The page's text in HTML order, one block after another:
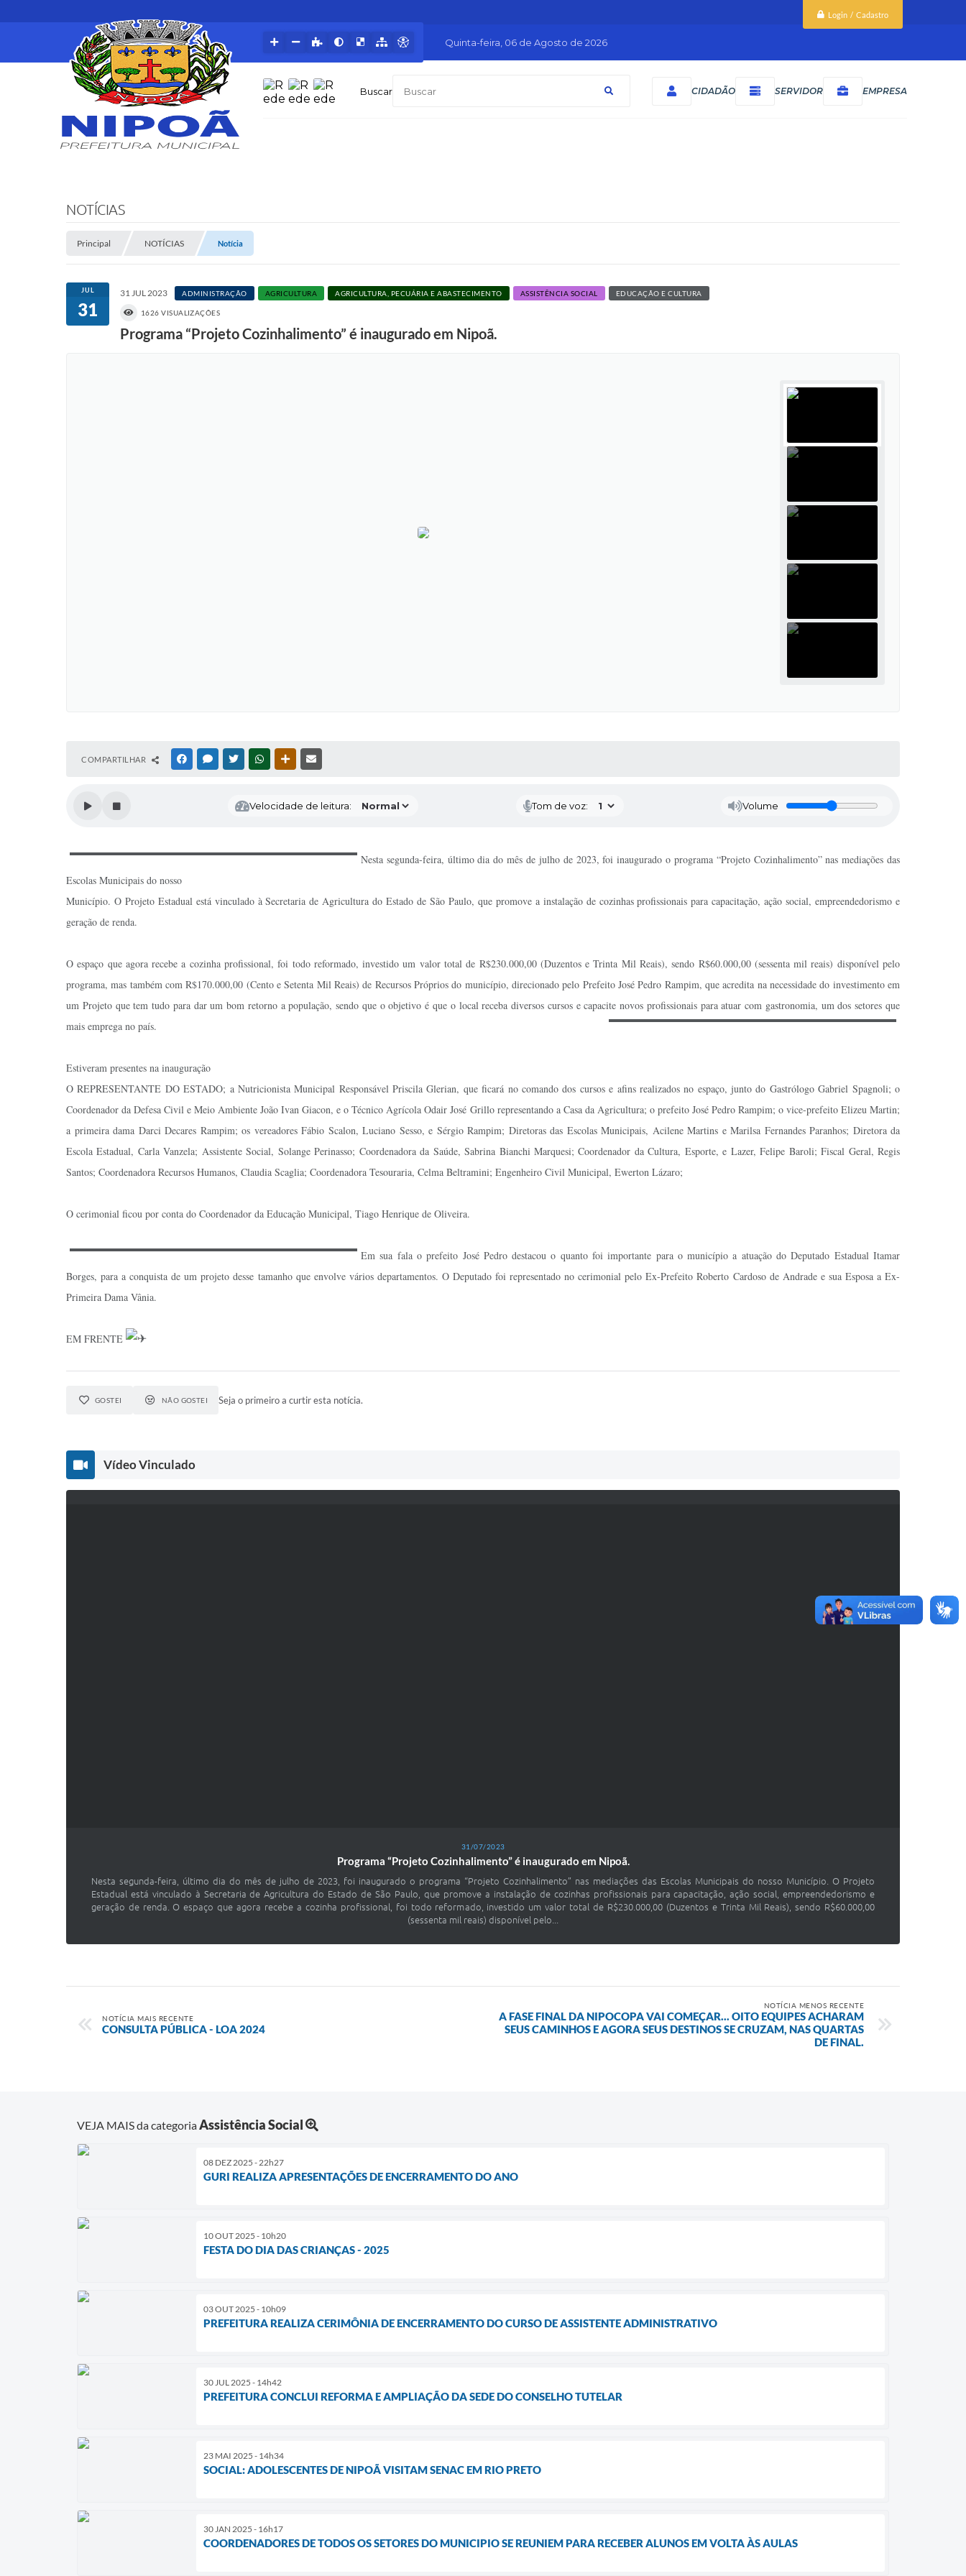
Login / Cadastro
Buscar CIDADÃO SERVIDOR EMPRESA
Quinta-feira 06 de Agosto de 2026
NOTÍCIAS
Principal NOTÍCIAS Notícia
JUL
31
31 JUL 2023 ADMINISTRAÇÃO AGRICULTURA AGRICULTURA, PECUÁRIA E ABASTECIMENTO ASSISTÊNCIA SOCIAL EDUCAÇÃO E CULTURA
1626 VISUALIZAÇÕES
Programa “Projeto Cozinhalimento” é inaugurado em Nipoã.
COMPARTILHAR FACEBOOKMESSENGER
TWITTERWHATSAPPOUTRAS MÍDIAS
Velocidade de leitura: Tom de voz: Volume
Nesta segunda-feira, último dia do mês de julho de 2023, foi inaugurado o programa “Projeto Cozinhalimento” nas mediações das
Escolas Municipais do nosso
Município. O Projeto Estadual está vinculado à Secretaria de Agricultura do Estado de São Paulo, que promove a instalação de cozinhas profissionais para capacitação, ação social, empreendedorismo e
geração de renda.
O espaço que agora recebe a cozinha profissional, foi todo reformado, investido um valor total de R$230.000,00 (Duzentos e Trinta Mil Reais), sendo R$60.000,00 (sessenta mil reais) disponível pelo
programa, mas também com R$170.000,00 (Cento e Setenta Mil Reais) de Recursos Próprios do município, direcionado pelo Prefeito José Pedro Rampim, que acredita na necessidade do investimento em
um Projeto que tem tudo para dar um bom retorno a população, sendo que o objetivo é que o local receba diversos cursos e capacite novos profissionais para atuar com gastronomia, um dos setores que
mais emprega no país.
Estiveram presentes na inauguração
O REPRESENTANTE DO ESTADO; a Nutricionista Municipal Responsável Priscila Glerian, que ficará no comando dos cursos e afins realizados no espaço, junto do Gastrólogo Gabriel Spagnoli; o
Coordenador da Defesa Civil e Meio Ambiente João Ivan Giacon, e o Técnico Agrícola Odair José Grillo representando a Casa da Agricultura; o prefeito José Pedro Rampim; o vice-prefeito Elizeu Martin;
a primeira dama Darci Decares Rampim; os vereadores Fábio Scalon, Luciano Sesso, e Sérgio Rampim; Diretoras das Escolas Municipais, Acilene Martins e Marilsa Fernandes Paranhos; Diretora da
Escola Estadual, Carla Vanzela; Assistente Social, Solange Perinasso; Coordenadora da Saúde, Sabrina Bianchi Marquesi; Coordenador da Cultura, Esporte, e Lazer, Felipe Baroli; Fiscal Geral, Regis
Santos; Coordenadora Recursos Humanos, Claudia Scaglia; Coordenadora Tesouraria, Celma Beltramini; Engenheiro Civil Municipal, Ewerton Lázaro;
O cerimonial ficou por conta do Coordenador da Educação Municipal, Tiago Henrique de Oliveira.
Em sua fala o prefeito José Pedro destacou o quanto foi importante para o município a atuação do Deputado Estadual Itamar
Borges, para a conquista de um projeto desse tamanho que envolve vários departamentos. O Deputado foi representado no cerimonial pelo Ex-Prefeito Roberto Cardoso de Andrade e sua Esposa a Ex-
Primeira Dama Vânia.
EM FRENTE
GOSTEI NÃO GOSTEI Seja o primeiro a curtir esta notícia.
Vídeo Vinculado
31/07/2023
Programa “Projeto Cozinhalimento” é inaugurado em Nipoã.
Nesta segunda-feira, último dia do mês de julho de 2023, foi inaugurado o programa “Projeto Cozinhalimento” nas mediações das Escolas Municipais do nosso Município. O Projeto
Estadual está vinculado à Secretaria de Agricultura do Estado de São Paulo, que promove a instalação de cozinhas profissionais para capacitação, ação social, empreendedorismo e
geração de renda. O espaço que agora recebe a cozinha profissional, foi todo reformado, investido um valor total de R$230.000,00 (Duzentos e Trinta Mil Reais), sendo R$60.000,00
(sessenta mil reais) disponível pelo...
NOTÍCIA MAIS RECENTE
CONSULTA PÚBLICA - LOA 2024
NOTÍCIA MENOS RECENTE
A FASE FINAL DA NIPOCOPA VAI COMEÇAR... OITO EQUIPES ACHARAM
SEUS CAMINHOS E AGORA SEUS DESTINOS SE CRUZAM, NAS QUARTAS
DE FINAL.
VEJA MAIS da categoriaAssistência Social
08 DEZ 2025 - 22h27
GURI REALIZA APRESENTAÇÕES DE ENCERRAMENTO DO ANO
10 OUT 2025 - 10h20
FESTA DO DIA DAS CRIANÇAS - 2025
03 OUT 2025 - 10h09
PREFEITURA REALIZA CERIMÔNIA DE ENCERRAMENTO DO CURSO DE ASSISTENTE ADMINISTRATIVO
30 JUL 2025 - 14h42
PREFEITURA CONCLUI REFORMA E AMPLIAÇÃO DA SEDE DO CONSELHO TUTELAR
23 MAI 2025 - 14h34
SOCIAL: ADOLESCENTES DE NIPOÃ VISITAM SENAC EM RIO PRETO
30 JAN 2025 - 16h17
COORDENADORES DE TODOS OS SETORES DO MUNICIPIO SE REUNIEM PARA RECEBER ALUNOS EM VOLTA ÀS AULAS